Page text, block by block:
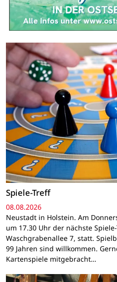
Spiele-Treff
08.08.2026
Neustadt in Holstein. Am
um 17.30 Uhr der nächste
Waschgrabenallee 7, statt.
99 Jahren sind willkommen.
Kartenspiele mitgebracht…